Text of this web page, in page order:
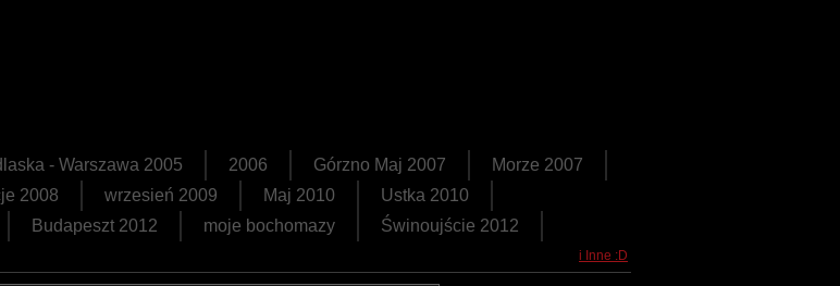
- Warszawa 2005 2006 Górzno Maj 2007
Morze 2007
2008 wrzesień 2009 Maj 2010
Ustka 2010
Budapeszt 2012 moje bochomazy
Świnoujście 2012
i Inne :D